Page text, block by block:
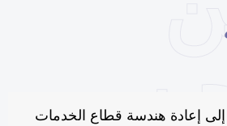
إعادة هندسة قطاع الخدمات